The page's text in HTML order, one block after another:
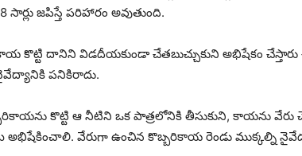
సార్లు జపిస్తే పరిహారం అవుతుంది.
కొట్టి దానిని విడదీయకుండా చేతబుచ్చుకుని అభిషేకం
పనికిరాదు.
కొట్టి ఆ నీటిని ఒక పాత్రలోనికి తీసుకుని, కాయను
వేరుగా ఉంచిన కొబ్బరికాయ రెండు ముక్కల్ని